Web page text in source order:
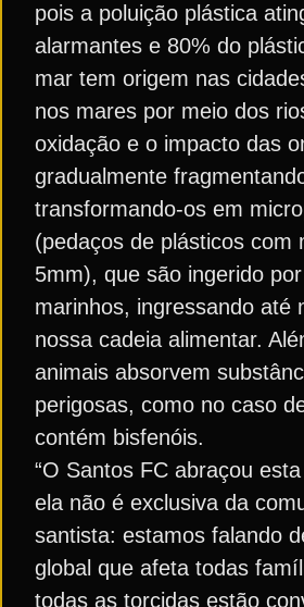
pois a poluição plástica
alarmantes e 80% do
mar tem origem nas
nos mares por meio dos
oxidação e o impacto das
gradualmente
transformando-os em
(pedaços de plásticos com
5mm), que são ingerido
marinhos, ingressando até
nossa cadeia alimentar.
animais absorvem
perigosas, como no caso
contém bisfenóis.
“O Santos FC abraçou
ela não é exclusiva da
santista: estamos falando
global que afeta todas
todas as torcidas estão